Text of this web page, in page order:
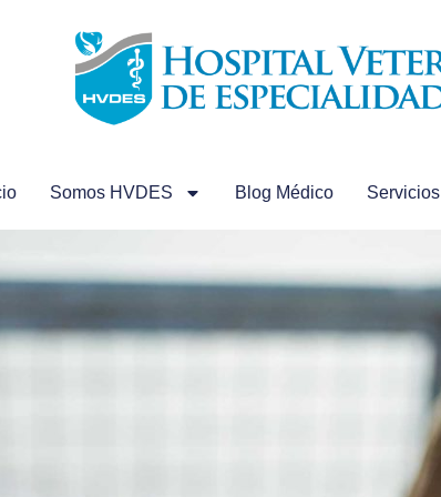
Somos HVDES Blog Médico Servicios